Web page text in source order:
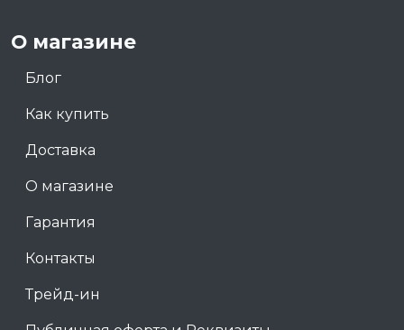
О магазине
Блог
Как купить
Доставка
О магазине
Гарантия
Контакты
Трейд-ин